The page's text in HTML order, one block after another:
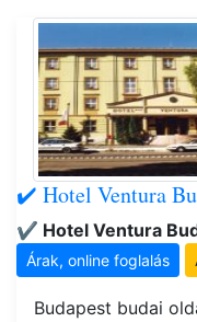
✔️ Hotel Ventura
✔️ Hotel Ventura
Árak, online foglalás
Budapest budai